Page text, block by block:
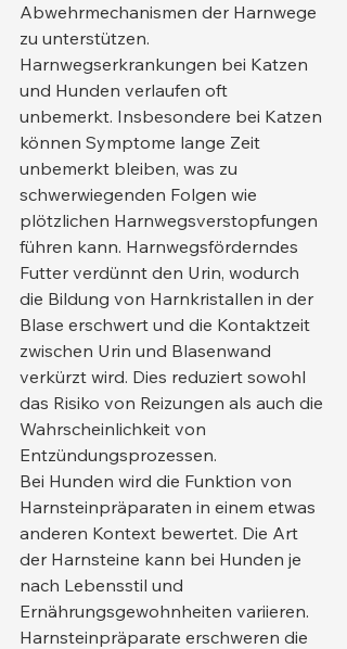
Abwehrmechanismen der Harnwege
zu unterstützen.
Harnwegserkrankungen bei Katzen
und Hunden verlaufen oft
unbemerkt. Insbesondere bei Katzen
können Symptome lange Zeit
unbemerkt bleiben, was zu
schwerwiegenden Folgen wie
plötzlichen Harnwegsverstopfungen
führen kann. Harnwegsförderndes
Futter verdünnt den Urin, wodurch
die Bildung von Harnkristallen in der
Blase erschwert und die Kontaktzeit
zwischen Urin und Blasenwand
verkürzt wird. Dies reduziert sowohl
das Risiko von Reizungen als auch die
Wahrscheinlichkeit von
Entzündungsprozessen.
Bei Hunden wird die Funktion von
Harnsteinpräparaten in einem etwas
anderen Kontext bewertet. Die Art
der Harnsteine kann bei Hunden je
nach Lebensstil und
Ernährungsgewohnheiten variieren.
Harnsteinpräparate erschweren die